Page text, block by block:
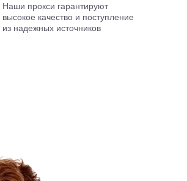
Наши прокси гарантируют
высокое качество и поступление
из надежных источников